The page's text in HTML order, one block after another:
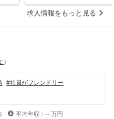
求人情報をもっと見る
）
#社員がフレンドリー
平均年収： -- 万円